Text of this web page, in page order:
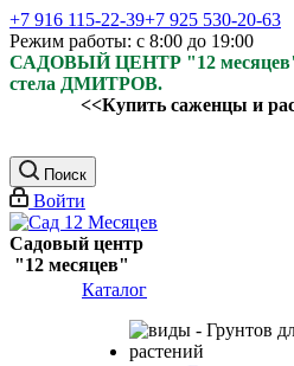
+7 916 115-22-39+7 925 530-20-63
Режим работы: с 8:00 до 19:00
САДОВЫЙ ЦЕНТР "12 месяцев"
стела ДМИТРОВ.
<<Купить саженцы и
Поиск
Войти
Садовый центр
"12 месяцев"
Каталог